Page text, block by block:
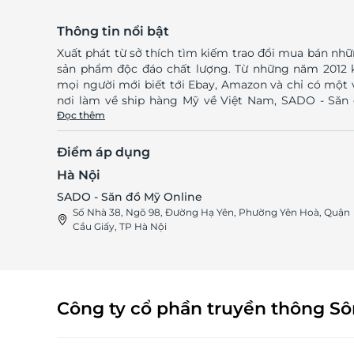
Thông tin nổi bật
Xuất phát từ sở thích tìm kiếm trao đổi mua bán
sản phẩm độc đáo chất lượng. Từ những năm 2012
mọi người mới biết tới Ebay, Amazon và chỉ có một
nơi làm về ship hàng Mỹ về Việt Nam, SADO - Săn
Mỹ ra đời với mục đích đem đến cho người tiêu
trong nước những sản phẩm được nhập khẩu từ Mỹ
tín, chất lượng với giá thành ưu đãi nhất. SADO xuất
phát từ một dịch vụ ship đồ Mỹ về Việt Nam, ban
lấy tên USAshipping, hợp tác với Fastshipping với
order dài tới hơn 1000 trang trên tinh tế (Sau là
tảo). Đây là page đầu tiên tại VN làm về ship hàng
Mỹ về Việt Nam, ngay từ khi Facebook cho ra đời
nhưng chắc chắn tốt so với sản phẩm bán ra tại
Nam) và dùng được lâu dài. 100% sản phẩm SADO bán
Đọc thêm
Điểm áp dụng
Hà Nội
SADO - Săn đồ Mỹ Online
Số Nhà 38, Ngõ 98, Đường Hạ Yên, Phường Yên Hoà, Quận
Cầu Giấy, TP Hà Nội
Công ty cổ phần truyền thông